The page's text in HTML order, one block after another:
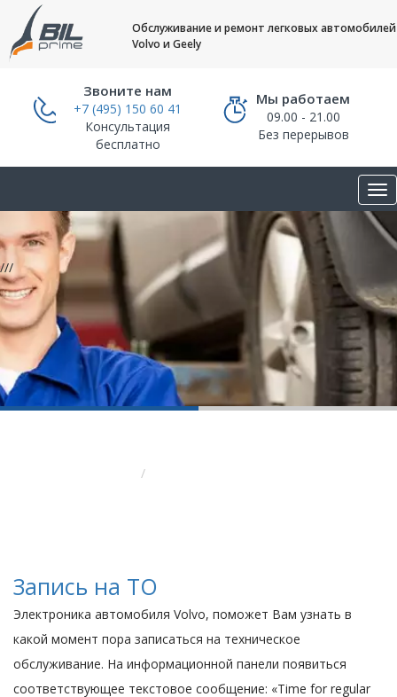
Обслуживание и ремонт легковых автомобилей
Volvo и Geely
Звоните нам
+7 (495) 150 60 41
Консультация
бесплатно
Мы работаем
09.00 - 21.00
Без перерывов
///
Запись на ТО
Электроника автомобиля Volvo, поможет Вам узнать в
какой момент пора записаться на техническое
обслуживание. На информационной панели появиться
соответствующее текстовое сообщение: «Time for regular